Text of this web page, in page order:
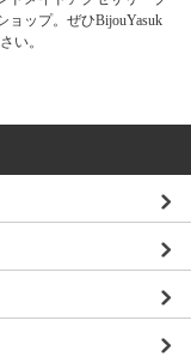
ョップ。ぜひBijouYasuk
い。